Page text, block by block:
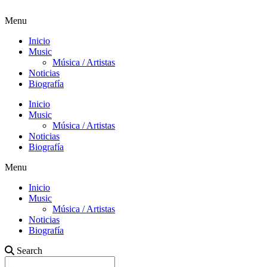
Menu
Inicio
Music
Música / Artistas
Noticias
Biografía
Inicio
Music
Música / Artistas
Noticias
Biografía
Menu
Inicio
Music
Música / Artistas
Noticias
Biografía
Search